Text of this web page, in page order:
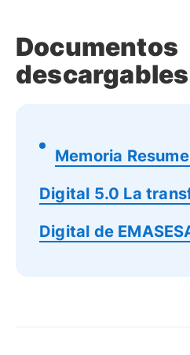
Documentos
descargables
Memoria
Digital 5.0 La
Digital de